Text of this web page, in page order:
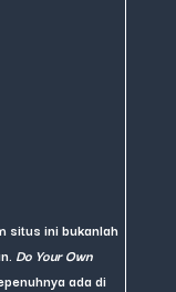
situs ini bukanlah
Do Your Own
ada di